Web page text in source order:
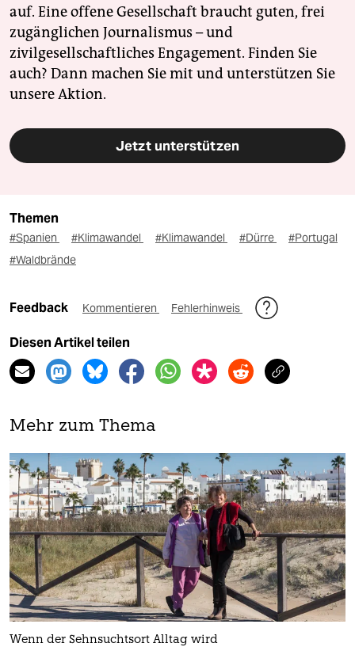
auf. Eine offene Gesellschaft braucht guten, frei
zugänglichen Journalismus – und
zivilgesellschaftliches Engagement. Finden Sie
auch? Dann machen Sie mit und unterstützen Sie
unsere Aktion.
Jetzt unterstützen
Themen
#Spanien #Klimawandel #Klimawandel #Dürre
#Portugal
#Waldbrände
Feedback Kommentieren Fehlerhinweis
Diesen Artikel teilen
Mehr zum Thema
Wenn der Sehnsuchtsort Alltag wird